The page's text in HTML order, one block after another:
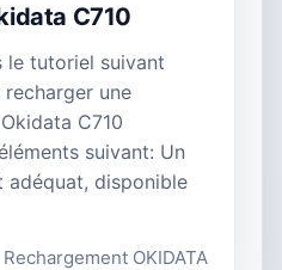
C710
le tutoriel suivant
une
C710
suivant: Un
adéquat, disponible
Rechargement OKIDATA